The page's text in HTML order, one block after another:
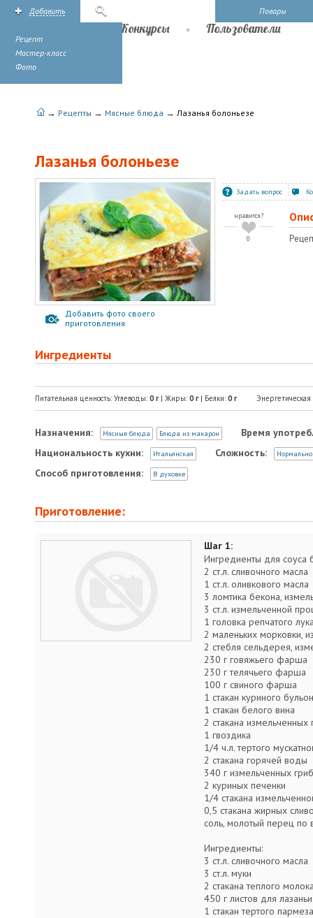
Повары
Добавить
Рецепт
Мастер-класс
Фото
Конкурсы Пользователи
→ Рецепты → Мясные блюда → Лазанья болоньезе
Лазанья болоньезе
Добавить фото своего
приготовления
Задать вопрос
нравится?
0
Ингредиенты
Питательная ценность: Углеводы: 0 г| Жиры: 0 г| Белки: 0 г
Назначения: Мясные блюда Блюда из макарон
Время
Национальность кухни:
Итальянская Сложность: Нормально
Способ приготовления: В духовке
Приготовление:
Шаг 1:
Ингредиенты для соуса
2 ст.л. сливочного масла
1 ст.л. оливкового масла
3 ломтика бекона,
3 ст.л. измельченной
1 головка репчатого
2 маленьких морковки,
2 стебля сельдерея,
230 г говяжьего фарша
230 г телячьего фарша
100 г свиного фарша
1 стакан куриного
1 стакан белого вина
2 стакана
1 гвоздика
1/4 ч.л. тертого
2 стакана горячей воды
340 г измельченных
2 куриных печенки
1/4 стакана
0,5 стакана жирных
соль, молотый перец по
Ингредиенты:
3 ст.л. сливочного масла
3 ст.л. муки
2 стакана теплого
450 г листов для лазаньи
1 стакан тертого